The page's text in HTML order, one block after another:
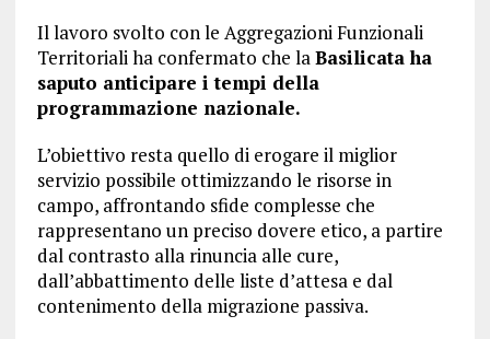
Il lavoro svolto con le Aggregazioni Funzionali
Territoriali ha confermato che laBasilicata ha
saputo anticipare i tempi della
programmazione nazionale.
L’obiettivo resta quello di erogare il miglior
servizio possibile ottimizzando le risorse in
campo, affrontando sfide complesse che
rappresentano un preciso dovere etico, a partire
dal contrasto alla rinuncia alle cure,
dall’abbattimento delle liste d’attesa e dal
contenimento della migrazione passiva.